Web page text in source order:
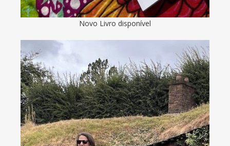
Novo Livro disponível